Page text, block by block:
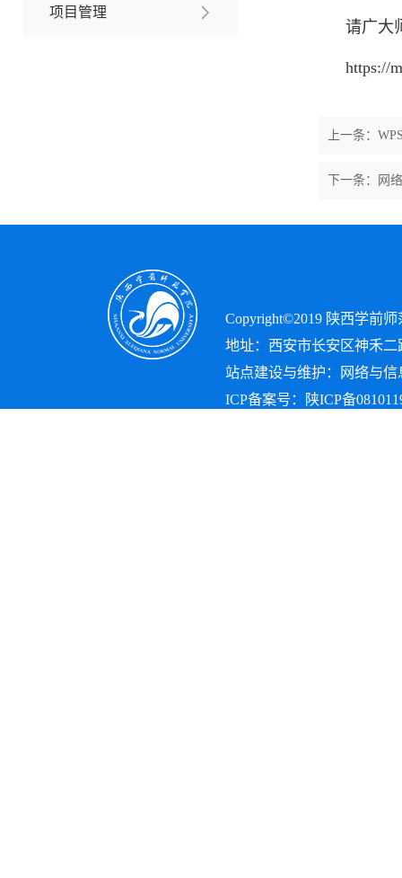
项目管理
请广大
https://
上一条：
下一条： 网
Copyright©2019 陕西学前
地址：西安市长安区神禾二
站点建设与维护：网络与
ICP备案号：
陕ICP备